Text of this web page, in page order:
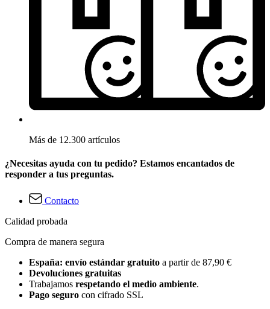
Más de 12.300 artículos
¿Necesitas ayuda con tu pedido? Estamos encantados de
responder a tus preguntas.
Contacto
Calidad probada
Compra de manera segura
España: envío estándar gratuito a partir de 87,90 €
Devoluciones gratuitas
Trabajamos respetando el medio ambiente.
Pago seguro con cifrado SSL